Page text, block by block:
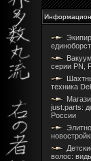
серии PN,
техника
just.parts:
России
волос: